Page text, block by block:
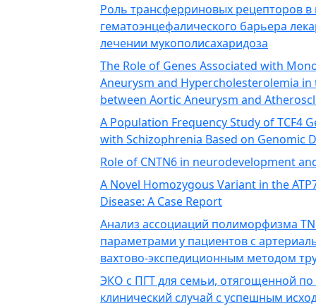
Роль трансферриновых рецепторов
гематоэнцефалического барьера
лечении мукополисахаридоза
The Role of Genes Associated with
Aneurysm and Hypercholesterolemia
between Aortic Aneurysm and
A Population Frequency Study of TCF4
with Schizophrenia Based on Genomic
Role of CNTN6 in neurodevelopment
A Novel Homozygous Variant in the
Disease: A Case Report
Анализ ассоциаций полиморфизма
параметрами у пациентов с
вахтово-экспедиционным методом
ЭКО с ПГТ для семьи, отягощенной по
клинический случай с успешным